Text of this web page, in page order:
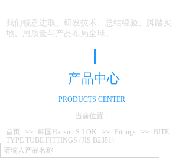
我们锐意进取、研发技术、总结经验、脚踏实
地、用质量与产品布局全球。
产品中心
PRODUCTS CENTER
当前位置：
首页
>> 韩国Hansun S-LOK >> Fittings >>
BITE
TYPE TUBE FITTINGS (JIS B2351)